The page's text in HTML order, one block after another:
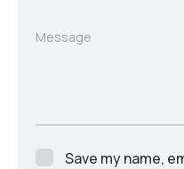
Message
Save my name,